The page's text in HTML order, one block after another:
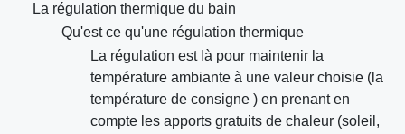
La régulation thermique du bain
Qu'est ce qu'une régulation thermique
La régulation est là pour maintenir la
température ambiante à une valeur choisie (la
température de consigne ) en prenant en
compte les apports gratuits de chaleur (soleil,